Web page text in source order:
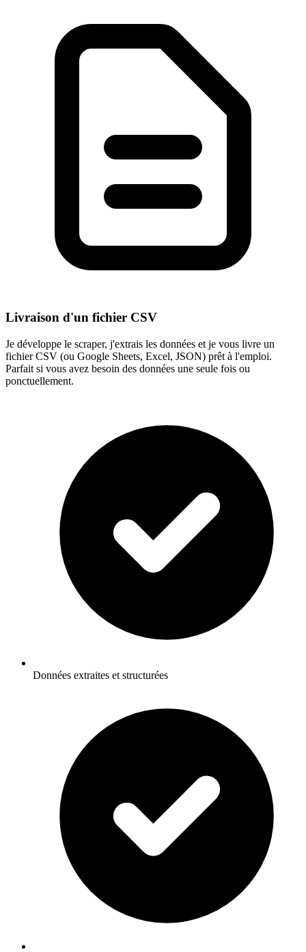
Livraison d'un fichier CSV
Je développe le scraper, j'extrais les données et je vous livre un
fichier CSV (ou Google Sheets, Excel, JSON) prêt à l'emploi.
Parfait si vous avez besoin des données une seule fois ou
ponctuellement.
Données extraites et structurées